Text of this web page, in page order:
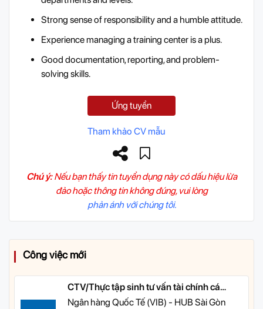
Strong sense of responsibility and a humble attitude.
Experience managing a training center is a plus.
Good documentation, reporting, and problem-
solving skills.
Ứng tuyển
Tham khảo CV mẫu
Chú ý:Nếu bạn thấy tin tuyển dụng này có dấu hiệu lừa
đảo hoặc thông tin không đúng, vui lòng
phản ánh với chúng tôi.
Công việc mới
CTV/Thực tập sinh tư vấn tài chính cá
nhân
Ngân hàng Quốc Tế (VIB) - HUB Sài Gòn